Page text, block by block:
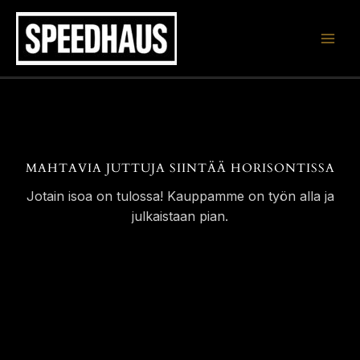
Siirry
sisältöön
MAHTAVIA JUTTUJA SIINTÄÄ HORISONTISSA
Jotain isoa on tulossa! Kauppamme on työn alla ja
julkaistaan pian.